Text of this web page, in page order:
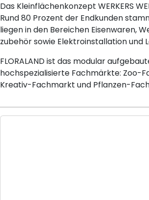
Das Kleinflächenkonzept WERKERS
Rund 80 Prozent der Endkunden
liegen in den Bereichen Eisenwaren,
zubehör sowie Elektroinstallation und
FLORALAND ist das modular
hochspezialisierte Fachmärkte:
Kreativ-Fachmarkt und Pflanzen-